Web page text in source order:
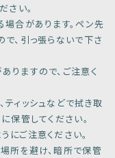
さい。
合があります。ペン先
、引っ張らないで下さ
りますので、ご注意く
ィッシュなどで拭き取
保管してください。
ご注意ください。
所を避け、暗所で保管